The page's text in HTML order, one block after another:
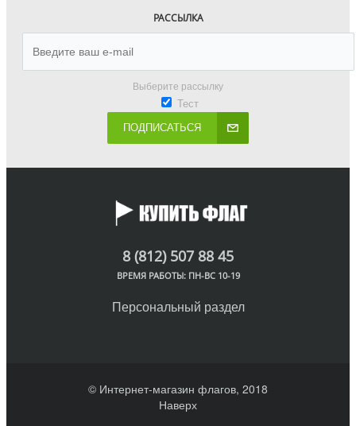
РАССЫЛКА
Выберите рассылку
Тест
ПОДПИСАТЬСЯ
8 (812) 507 88 45
ВРЕМЯ РАБОТЫ: ПН-ВС 10-19
Персональный раздел
© Интернет-магазин флагов, 2018
Наверх